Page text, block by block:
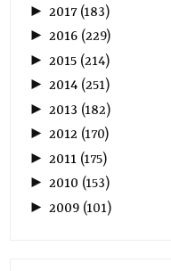
► 2017(183)
►2016 (229)
► 2015 (214)
►2014 (251)
► 2013 (182)
►2012 (170)
► 2011 (175)
►2010 (153)
► 2009 (101)